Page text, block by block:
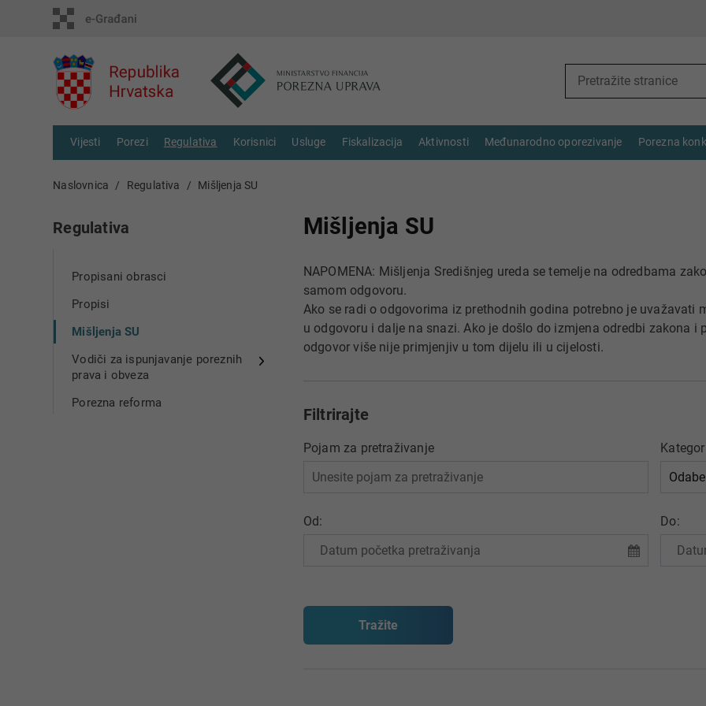
Vijesti Porezi Regulativa Korisnici Usluge Fiskalizacija Aktivnosti Međunarodno oporezivanje Porezna
Naslovnica Regulativa Mišljenja SU
Regulativa
Propisani obrasci
Propisi
Mišljenja SU
Vodiči za ispunjavanje poreznih
prava i obveza
Porezna reforma
Mišljenja SU
NAPOMENA: Mišljenja Središnjeg ureda se temelje na odredbama
samom odgovoru.
Ako se radi o odgovorima iz prethodnih godina potrebno je uvažavati
u odgovoru i dalje na snazi. Ako je došlo do izmjena odredbi zakona
odgovor više nije primjenjiv u tom dijelu ili u cijelosti.
Filtrirajte
Pojam za pretraživanje
Od: Do: